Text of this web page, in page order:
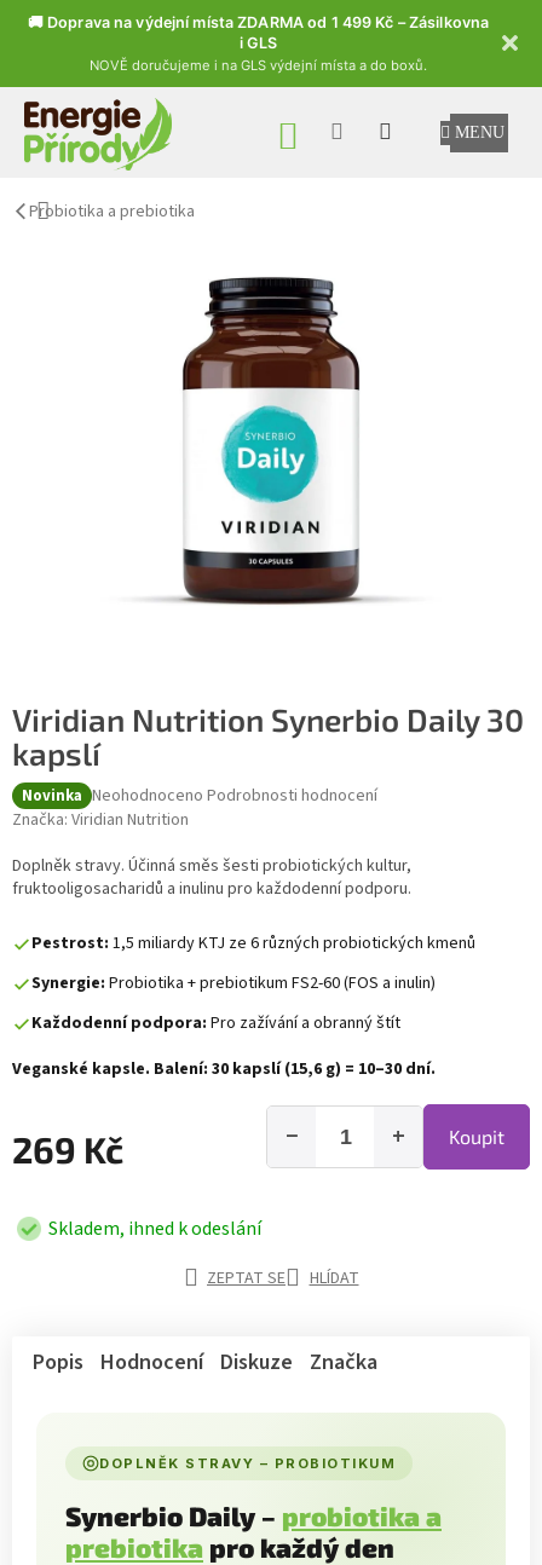
🚚 Doprava na výdejní místa ZDARMA od 1 499 Kč – Zásilkovna
i GLS
NOVĚ doručujeme i na GLS výdejní místa a do boxů.
Přejít na obsah
NÁKUPNÍ KOŠÍK
Probiotika a prebiotika
Viridian Nutrition Synerbio Daily 30
kapslí
Novinka Průměrné hodnocení produktu je 0,0 z 5 hvězdiček.
Neohodnoceno Podrobnosti hodnocení
Značka: Viridian Nutrition
Doplněk stravy. Účinná směs šesti probiotických kultur,
fruktooligosacharidů a inulinu pro každodenní podporu.
Pestrost: 1,5 miliardy KTJ ze 6 různých probiotických kmenů
Synergie: Probiotika + prebiotikum FS2-60 (FOS a inulin)
Každodenní podpora: Pro zažívání a obranný štít
Veganské kapsle. Balení: 30 kapslí (15,6 g) = 10–30 dní.
269 Kč +
− Koupit
Skladem, ihned k odeslání
ZEPTAT SE HLÍDAT
Popis Hodnocení Diskuze Značka
DOPLNĚK STRAVY – PROBIOTIKUM
Synerbio Daily – probiotika a
prebiotika pro každý den